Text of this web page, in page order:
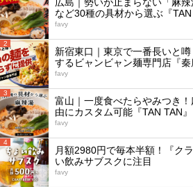
など30種の具材から選ぶ『TAN
favy
2
新宿東口｜東京で一番長いと
するビャンビャン麺専門店『秦
favy
3
富山｜一度食べたらやみつき
由にカスタム可能『TAN TAN』
favy
4
月額2980円で毎本半額！『ク
い飲みサブスクに注目
favy